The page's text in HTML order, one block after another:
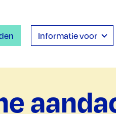
Informatie voor